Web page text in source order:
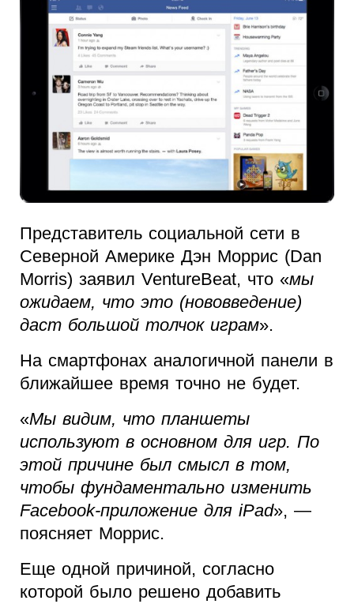
Представитель социальной сети в
Северной Америке Дэн Моррис (Dan
Morris) заявил VentureBeat, что «мы
ожидаем, что это (нововведение)
даст большой толчок играм».
На смартфонах аналогичной панели в
ближайшее время точно не будет.
«Мы видим, что планшеты
используют в основном для игр. По
этой причине был смысл в том,
чтобы фундаментально изменить
Facebook-приложение для iPad», —
поясняет Моррис.
Еще одной причиной, согласно
которой было решено добавить